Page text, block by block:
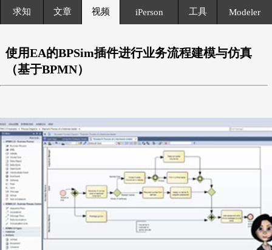
求知 文章 视频 iPerson 工具 Modeler
使用EA的BPSim插件进行业务流程建模与仿真
（基于BPMN）